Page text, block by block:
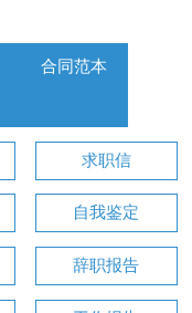
合同范本
求职信
自我鉴定
辞职报告